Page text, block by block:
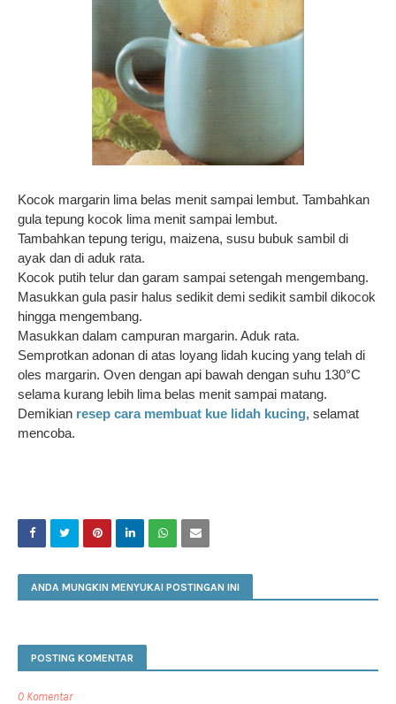
Kocok margarin lima belas menit sampai lembut. Tambahkan
gula tepung kocok lima menit sampai lembut.
Tambahkan tepung terigu, maizena, susu bubuk sambil di
ayak dan di aduk rata.
Kocok putih telur dan garam sampai setengah mengembang.
Masukkan gula pasir halus sedikit demi sedikit sambil dikocok
hingga mengembang.
Masukkan dalam campuran margarin. Aduk rata.
Semprotkan adonan di atas loyang lidah kucing yang telah di
oles margarin. Oven dengan api bawah dengan suhu 130°C
selama kurang lebih lima belas menit sampai matang.
Demikian resep cara membuat kue lidah kucing, selamat
mencoba.
ANDA MUNGKIN MENYUKAI POSTINGAN INI
POSTING KOMENTAR
0 Komentar